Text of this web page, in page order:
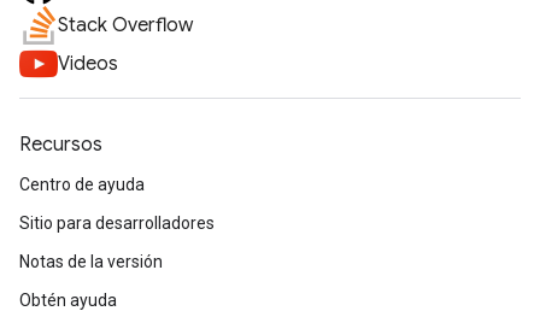
Stack Overflow
Videos
Recursos
Centro de ayuda
Sitio para desarrolladores
Notas de la versión
Obtén ayuda